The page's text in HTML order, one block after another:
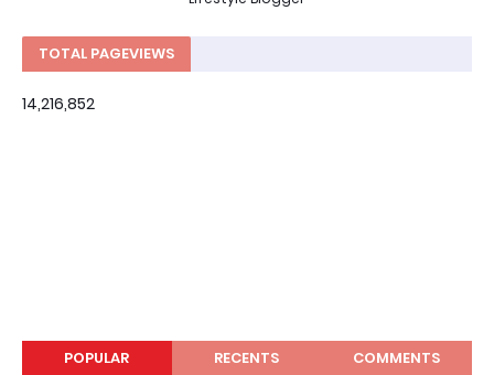
TOTAL PAGEVIEWS
14,216,852
POPULAR RECENTS COMMENTS